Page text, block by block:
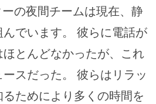
の夜間チームは現在、静
でいます。 彼らに電話が
とんどなかったが、これ
スだった。 彼らはリラッ
ためにより多くの時間を